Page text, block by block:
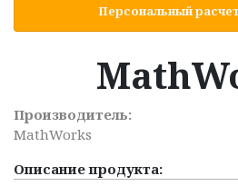
Персональный
Производитель:
MathWorks
Описание продукта: